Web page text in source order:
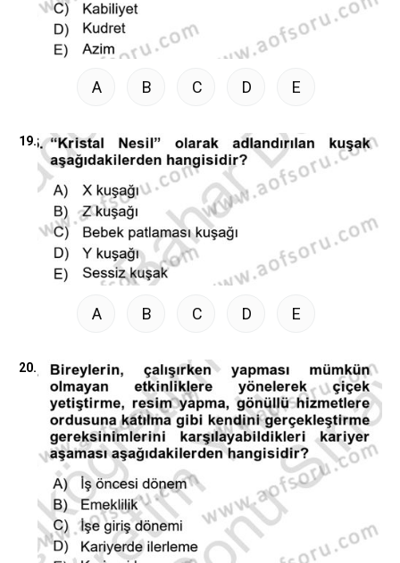
A B C D E
19.
A B C D E
20.